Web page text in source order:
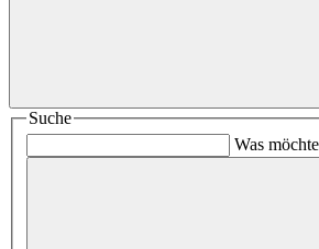
Suche
Was